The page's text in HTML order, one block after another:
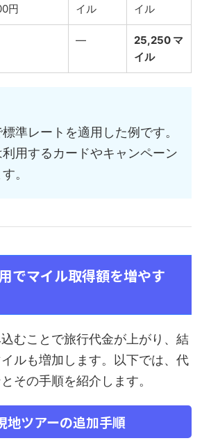
円
イル
イル
—
25,250 マ
イル
準レートを適用した例です。
用するカードやキャンペーン
。
でマイル取得額を増やす
むことで旅行代金が上がり、結
ルも増加します。以下では、代
その手順を紹介します。
地ツアーの追加手順